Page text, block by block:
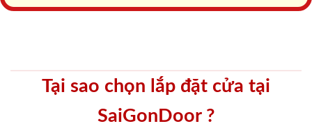
Tại sao chọn lắp đặt cửa tại
SaiGonDoor ?